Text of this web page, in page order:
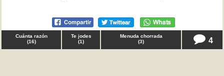
Cuánta razón
(16)
Te jodes
(1)
Menuda chorrada
(3) 4